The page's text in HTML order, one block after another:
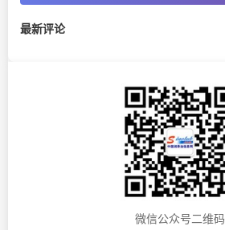
最新评论
微信公众号二维码